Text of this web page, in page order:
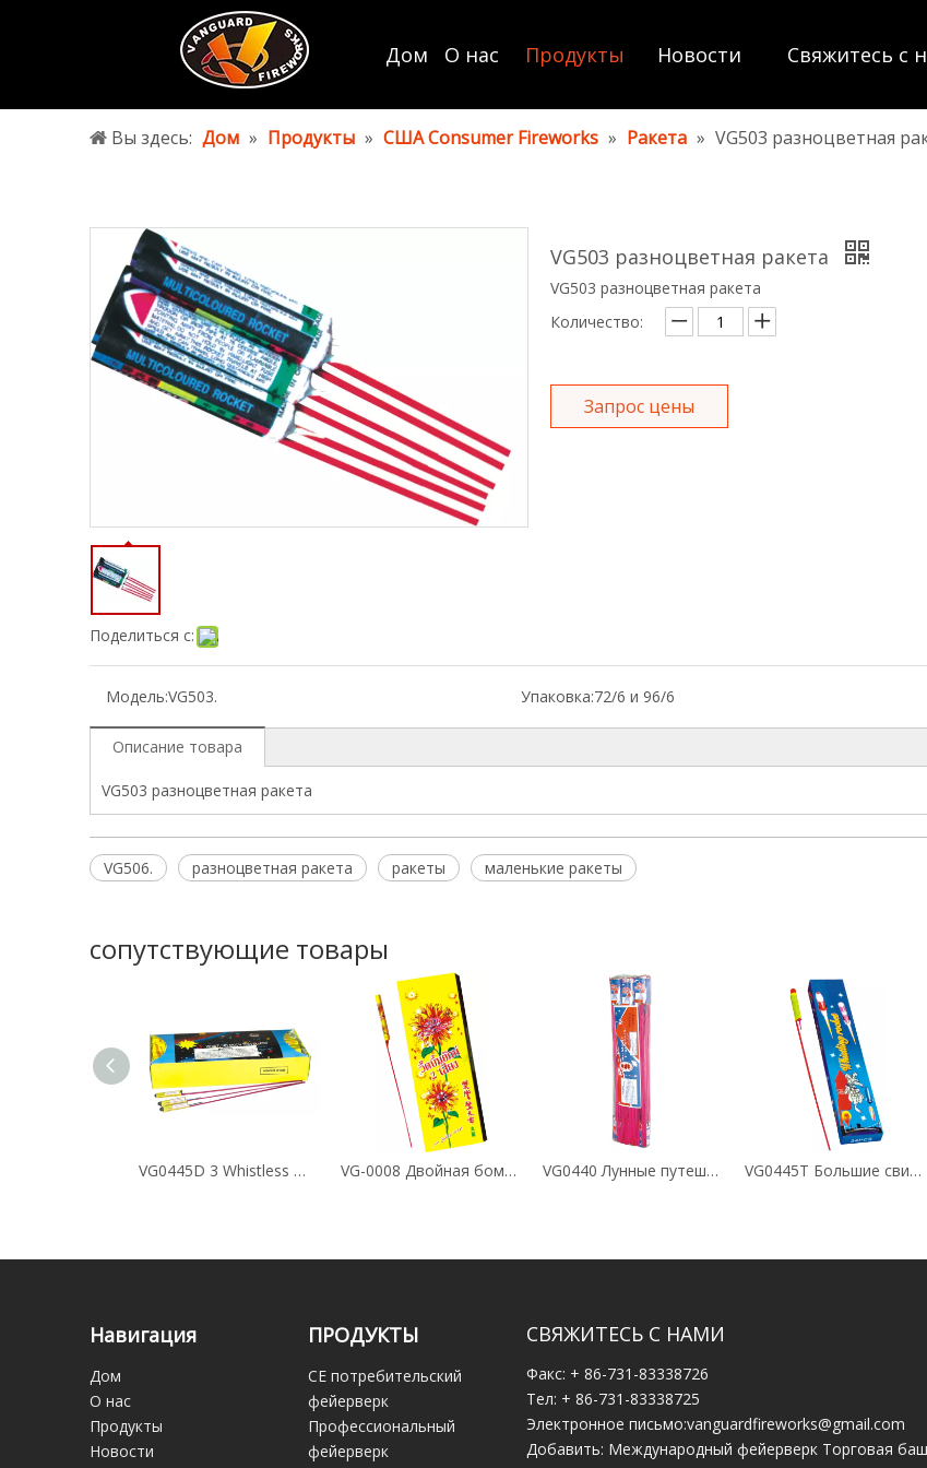
Дом О нас Продукты Новости Свяжитесь с
Вы здесь: Дом » Продукты » США Consumer Fireworks » Ракета » VG503 разноцветная
Поделиться с:
VG503 разноцветная ракета
VG503 разноцветная ракета
Количество:
Запрос цены
Модель:VG503. Упаковка:72/6 и 96/6
Описание товара
VG503 разноцветная ракета
VG506. разноцветная ракета ракеты маленькие ракеты
сопутствующие товары
VG0445D 3 Whistless Moon путешественников VG-0008 Двойная бомба ракеты VG0440 Лунные путешественники VG0445T Большие свистящие лунные ракеты
Навигация
Дом
О нас
Продукты
Новости
ПРОДУКТЫ
CE потребительский
фейерверк
Профессиональный
фейерверк
СВЯЖИТЕСЬ С НАМИ
Факс: + 86-731-83338726
Тел: + 86-731-83338725
Электронное письмо:vanguardfireworks@gmail.com
Добавить: Международный фейерверк Торговая